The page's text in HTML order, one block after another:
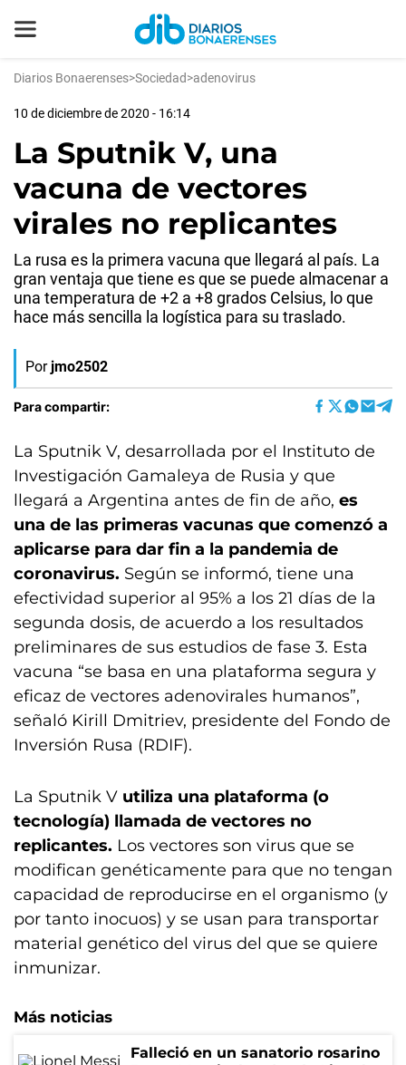
Diarios Bonaerenses>Sociedad>adenovirus
10 de diciembre de 2020 - 16:14
La Sputnik V, una
vacuna de vectores
virales no replicantes
La rusa es la primera vacuna que llegará al país. La
gran ventaja que tiene es que se puede almacenar a
una temperatura de +2 a +8 grados Celsius, lo que
hace más sencilla la logística para su traslado.
Por jmo2502
Para compartir:
La Sputnik V, desarrollada por el Instituto de
Investigación Gamaleya de Rusia y que
llegará a Argentina antes de fin de año, es
una de las primeras vacunas que comenzó a
aplicarse para dar fin a la pandemia de
coronavirus. Según se informó, tiene una
efectividad superior al 95% a los 21 días de la
segunda dosis, de acuerdo a los resultados
preliminares de sus estudios de fase 3. Esta
vacuna “se basa en una plataforma segura y
eficaz de vectores adenovirales humanos”,
señaló Kirill Dmitriev, presidente del Fondo de
Inversión Rusa (RDIF).
La Sputnik V utiliza una plataforma (o
tecnología) llamada de vectores no
replicantes. Los vectores son virus que se
modifican genéticamente para que no tengan
capacidad de reproducirse en el organismo (y
por tanto inocuos) y se usan para transportar
material genético del virus del que se quiere
inmunizar.
Más noticias
Falleció en un sanatorio rosarino